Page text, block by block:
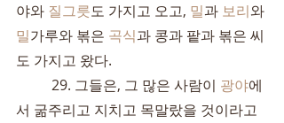
야와 질그릇도 가지고 오고, 밀과 보리와
밀가루와 볶은 곡식과 콩과 팥과 볶은 씨
도 가지고 왔다.
	29. 그들은, 그 많은 사람이
광야에
서 굶주리고 지치고 목말랐을 것이라고